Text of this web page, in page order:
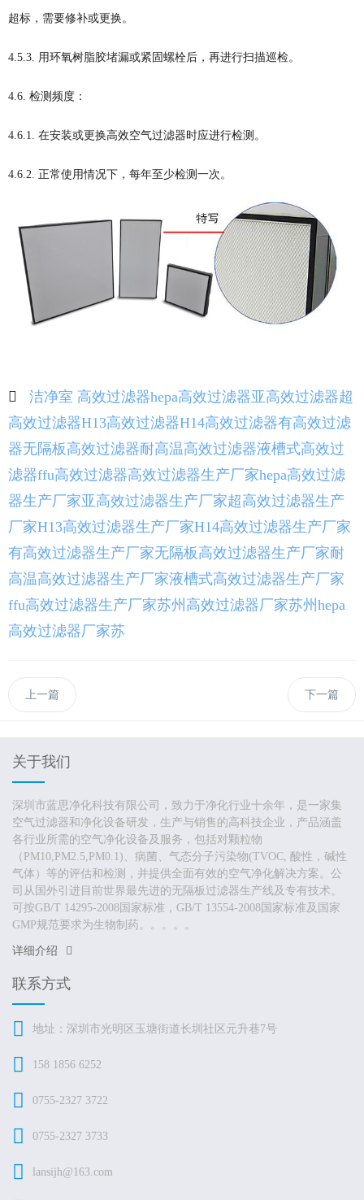
超标，需要修补或更换。
4.5.3. 用环氧树脂胶堵漏或紧固螺栓后，再进行扫描巡检。
4.6. 检测频度：
4.6.1. 在安装或更换高效空气过滤器时应进行检测。
4.6.2. 正常使用情况下，每年至少检测一次。
洁净室 高效过滤器hepa高效过滤器亚高效过滤器超
高效过滤器H13高效过滤器H14高效过滤器有高效过滤
器无隔板高效过滤器耐高温高效过滤器液槽式高效过
滤器ffu高效过滤器高效过滤器生产厂家hepa高效过滤
器生产厂家亚高效过滤器生产厂家超高效过滤器生产
厂家H13高效过滤器生产厂家H14高效过滤器生产厂家
有高效过滤器生产厂家无隔板高效过滤器生产厂家耐
高温高效过滤器生产厂家液槽式高效过滤器生产厂家
ffu高效过滤器生产厂家苏州高效过滤器厂家苏州hepa
高效过滤器厂家苏
上一篇 下一篇
关于我们
深圳市蓝思净化科技有限公司，致力于净化行业十余年，是一家集
空气过滤器和净化设备研发，生产与销售的高科技企业，产品涵盖
各行业所需的空气净化设备及服务，包括对颗粒物
（PM10,PM2.5,PM0.1)、病菌、气态分子污染物(TVOC, 酸性，碱性
气体）等的评估和检测，并提供全面有效的空气净化解决方案。公
司从国外引进目前世界最先进的无隔板过滤器生产线及专有技术。
可按GB/T 14295-2008国家标准，GB/T 13554-2008国家标准及国家
GMP规范要求为生物制药。。。。。
详细介绍
联系方式
地址：深圳市光明区玉塘街道长圳社区元升巷7号
158 1856 6252
0755-2327 3722
0755-2327 3733
lansijh@163.com